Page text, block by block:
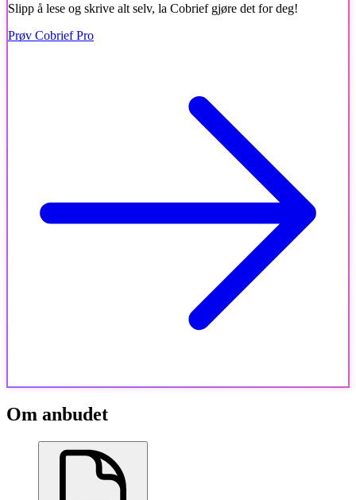
Slipp å lese og skrive alt selv, la Cobrief gjøre det for deg!
Prøv Cobrief Pro
Om anbudet